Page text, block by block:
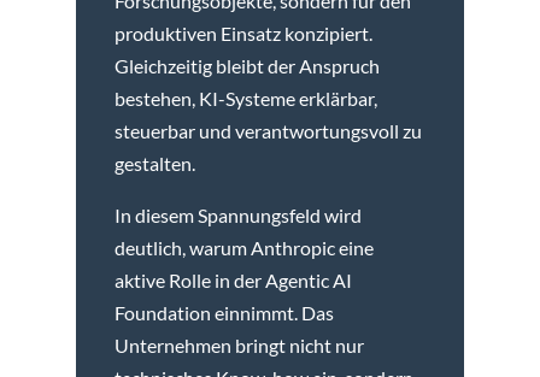
produktiven Einsatz konzipiert.
Gleichzeitig bleibt der Anspruch
bestehen, KI-Systeme erklärbar,
steuerbar und verantwortungsvoll zu
gestalten.
In diesem Spannungsfeld wird
deutlich, warum Anthropic eine
aktive Rolle in der Agentic AI
Foundation einnimmt. Das
Unternehmen bringt nicht nur